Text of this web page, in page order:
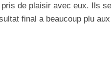
de plaisir avec eux. Ils
final a beaucoup plu